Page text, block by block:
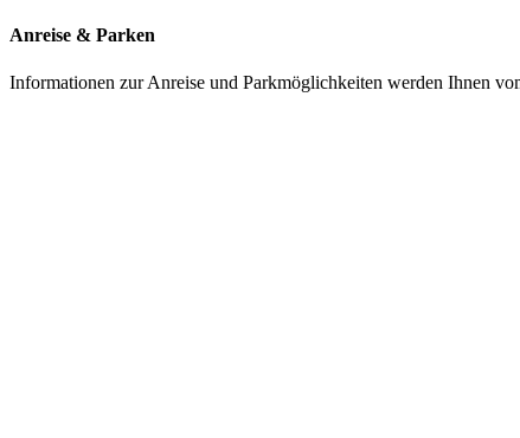
Anreise & Parken
Informationen zur Anreise und Parkmöglichkeiten werden Ihnen